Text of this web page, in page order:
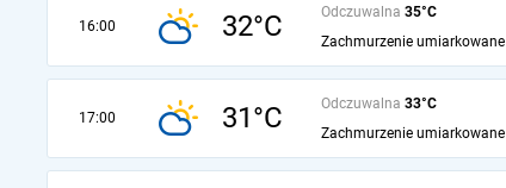
16:00 32°C Odczuwalna 35°C
Zachmurzenie umiarkowane
17:00 31°C Odczuwalna 33°C
Zachmurzenie umiarkowane